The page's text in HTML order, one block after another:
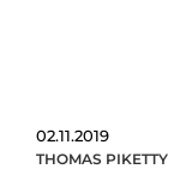
02.11.2019
THOMAS PIKETTY